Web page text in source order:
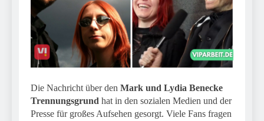
Die Nachricht über den Mark und Lydia Benecke
Trennungsgrund hat in den sozialen Medien und der
Presse für großes Aufsehen gesorgt. Viele Fans fragen